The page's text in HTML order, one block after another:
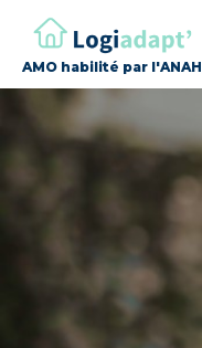
AMO habilité par l'ANAH